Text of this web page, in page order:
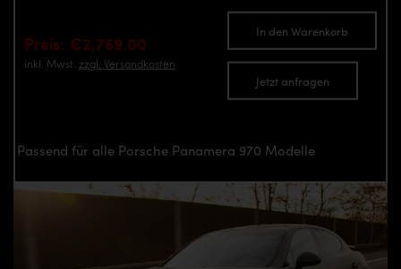
Preis: €2,769.00
inkl. Mwst. zzgl. Versandkosten
In den Warenkorb
Jetzt anfragen
Passend für alle Porsche Panamera 970 Modelle